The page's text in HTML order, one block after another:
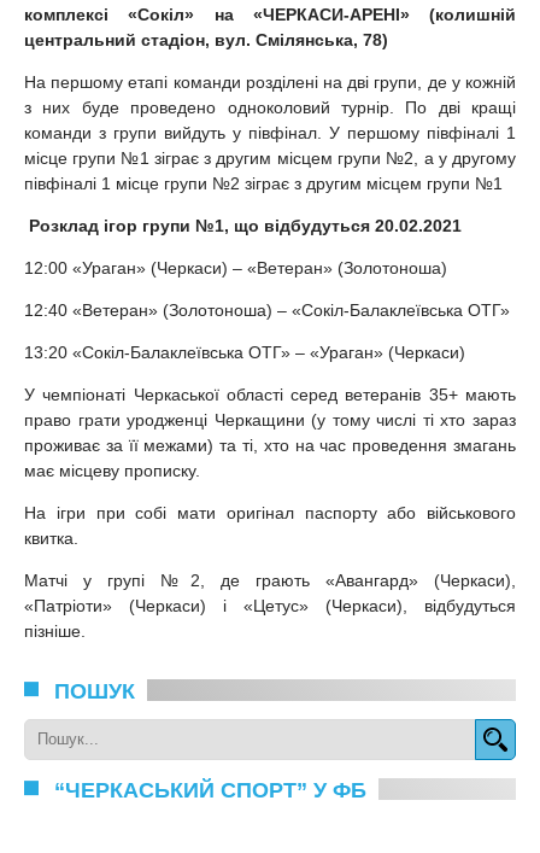
комплексі «Сокіл» на «ЧЕРКАСИ-АРЕНІ» (колишній
центральний стадіон, вул. Смілянська, 78)
На першому етапі команди розділені на дві групи, де у кожній
з них буде проведено одноколовий турнір. По дві кращі
команди з групи вийдуть у півфінал. У першому півфіналі 1
місце групи №1 зіграє з другим місцем групи №2, а у другому
півфіналі 1 місце групи №2 зіграє з другим місцем групи №1
Розклад ігор групи №1, що відбудуться 20.02.2021
12:00 «Ураган» (Черкаси) – «Ветеран» (Золотоноша)
12:40 «Ветеран» (Золотоноша) – «Сокіл-Балаклеївська ОТГ»
13:20 «Сокіл-Балаклеївська ОТГ» – «Ураган» (Черкаси)
У чемпіонаті Черкаської області серед ветеранів 35+ мають
право грати уродженці Черкащини (у тому числі ті хто зараз
проживає за її межами) та ті, хто на час проведення змагань
має місцеву прописку.
На ігри при собі мати оригінал паспорту або військового
квитка.
Матчі у групі №2, де грають «Авангард» (Черкаси),
«Патріоти» (Черкаси) і «Цетус» (Черкаси), відбудуться
пізніше.
ПОШУК
“ЧЕРКАСЬКИЙ СПОРТ” У ФБ